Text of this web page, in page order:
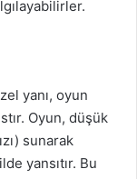
yanı, oyun
Oyun, düşük
sunarak
yansıtır. Bu